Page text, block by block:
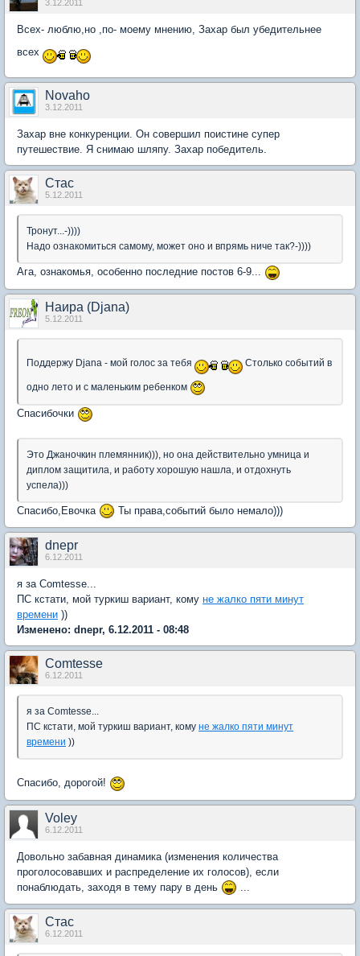
3.12.2011
Всех- люблю,но ,по- моему мнению, Захар был убедительнее
всех
Novaho
3.12.2011
Захар вне конкуренции. Он совершил поистине супер
путешествие. Я снимаю шляпу. Захар победитель.
Стас
5.12.2011
Тронут...-))))
Надо ознакомиться самому, может оно и впрямь ниче так?-))))
Ага, ознакомья, особенно последние постов 6-9...
Наира (Djana)
5.12.2011
Поддержу Djana - мой голос за тебя Столько событий в
одно лето и с маленьким ребенком
Спасибочки
Это Джаночкин племянник))), но она действительно умница и
диплом защитила, и работу хорошую нашла, и отдохнуть
успела)))
Спасибо,Евочка Ты права,событий было немало)))
dnepr
6.12.2011
я за Comtesse...
ПС кстати, мой туркиш вариант, кому не жалко пяти минут
времени ))
Изменено: dnepr, 6.12.2011 - 08:48
Comtesse
6.12.2011
я за Comtesse...
ПС кстати, мой туркиш вариант, кому не жалко пяти минут
времени ))
Спасибо, дорогой!
Voley
6.12.2011
Довольно забавная динамика (изменения количества
проголосовавших и распределение их голосов), если
понаблюдать, заходя в тему пару в день
Стас
6.12.2011